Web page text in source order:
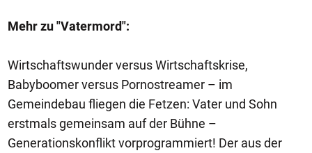
Mehr zu "Vatermord":
Wirtschaftswunder versus Wirtschaftskrise,
Babyboomer versus Pornostreamer – im
Gemeindebau fliegen die Fetzen: Vater und Sohn
erstmals gemeinsam auf der Bühne –
Generationskonflikt vorprogrammiert! Der aus der